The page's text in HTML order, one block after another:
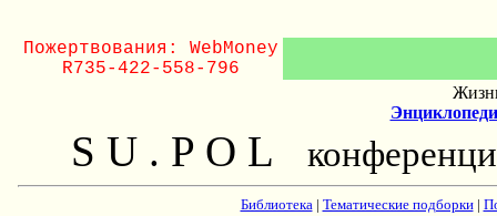
Пожертвования: WebMoney
R735-422-558-796
S U . P O L
Библиотека| Тематические подборки|